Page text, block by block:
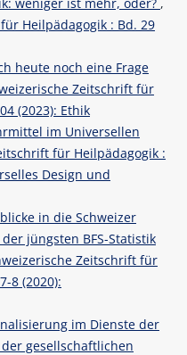
Heilpädagogik : Bd. 29
heute noch eine Frage
Zeitschrift für
(2023): Ethik
im Universellen
für Heilpädagogik :
Design und
in die Schweizer
jüngsten BFS-Statistik
Zeitschrift für
8 (2020):
im Dienste der
gesellschaftlichen